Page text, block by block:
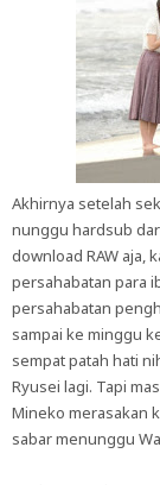
Akhirnya setelah
nunggu hardsub
download RAW aja,
persahabatan para
persahabatan
sampai ke minggu
sempat patah hati
Ryusei lagi. Tapi
Mineko merasakan
sabar menunggu